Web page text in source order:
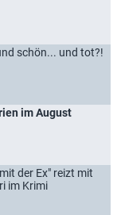
schön... und tot?!
im August
der Ex" reizt mit
im Krimi